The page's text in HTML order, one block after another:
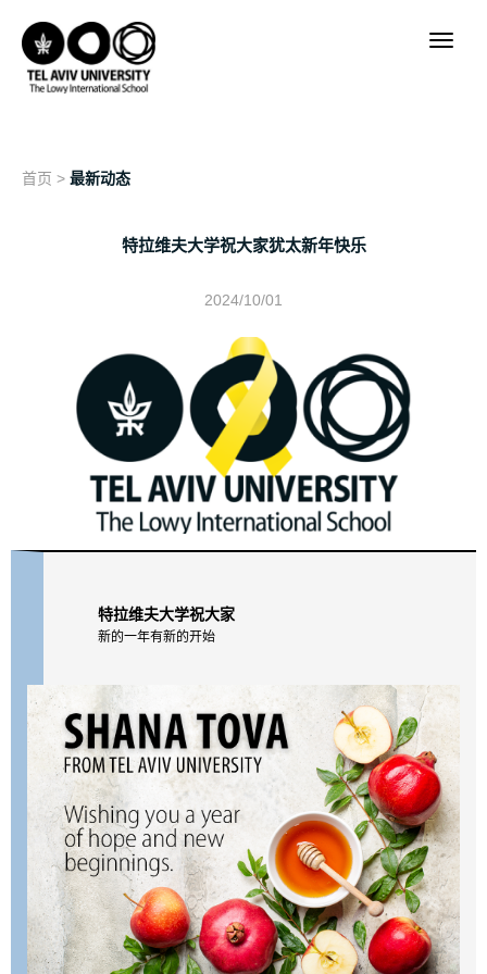
首页 > 最新动态
特拉维夫大学祝大家犹太新年快乐
2024/10/01
特拉维夫大学祝大家
新的一年有新的开始